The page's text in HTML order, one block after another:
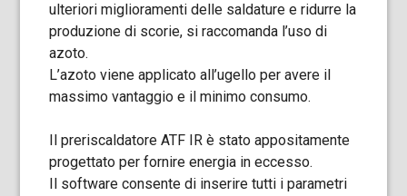
ulteriori miglioramenti delle saldature e ridurre la
produzione di scorie, si raccomanda l’uso di
azoto.
L’azoto viene applicato all’ugello per avere il
massimo vantaggio e il minimo consumo.
Il preriscaldatore ATF IR è stato appositamente
progettato per fornire energia in eccesso.
Il software consente di inserire tutti i parametri